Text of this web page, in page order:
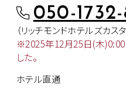
050-
（リッチモンドホテルズカス
※2025年12月25日(木)0:00
した。
ホテル直通